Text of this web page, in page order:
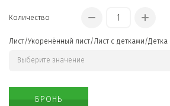
Количество
Лист/Укоренённый лист/Лист с детками/Детка
БРОНЬ